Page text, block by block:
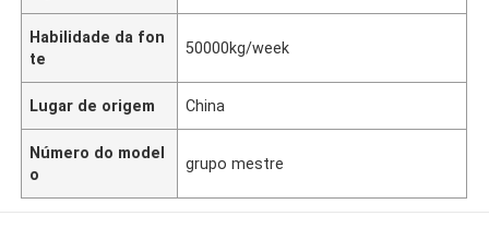
Habilidade da fon
te
50000kg/week
Lugar de origem China
Número do model
o
grupo mestre